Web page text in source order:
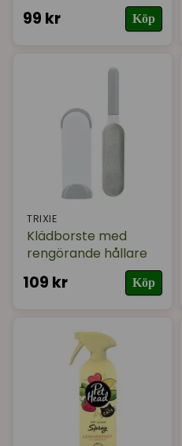
99 kr Köp
TRIXIE
Klädborste med
rengörande hållare
109 kr Köp